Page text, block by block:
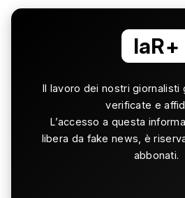
laR+
Il lavoro dei nostri giornalisti
verificate e
L’accesso a questa
libera da fake news, è
abbonati.